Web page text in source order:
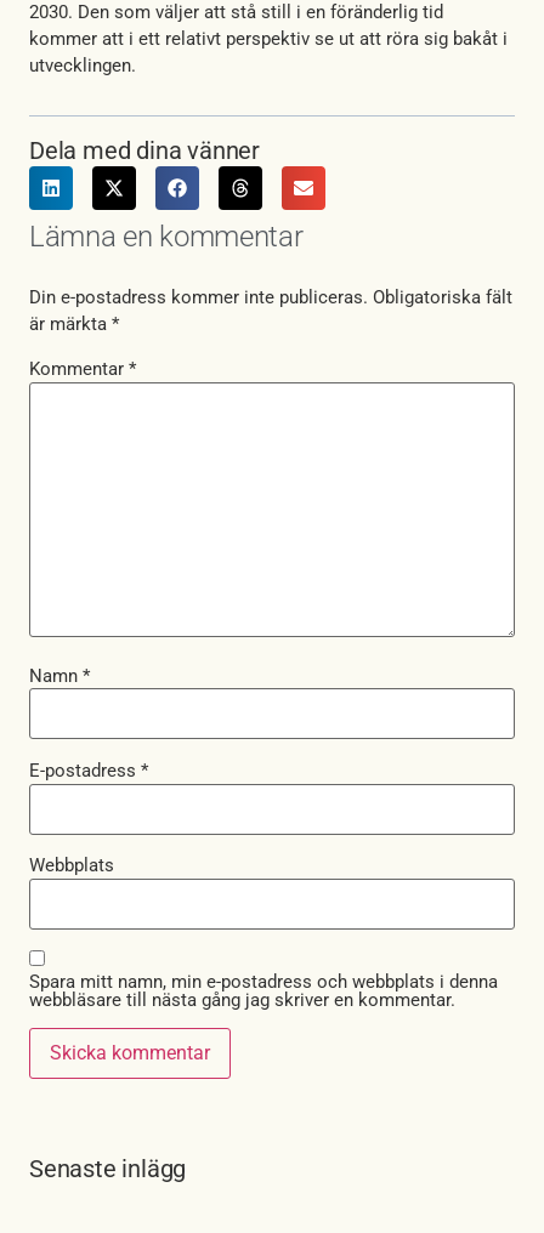
2030. Den som väljer att stå still i en föränderlig tid
kommer att i ett relativt perspektiv se ut att röra sig bakåt i
utvecklingen.
Dela med dina vänner
Lämna en kommentar
Din e-postadress kommer inte publiceras. Obligatoriska fält
är märkta *
Kommentar *
Namn *
E-postadress *
Webbplats
Spara mitt namn, min e-postadress och webbplats i denna
webbläsare till nästa gång jag skriver en kommentar.
Senaste inlägg